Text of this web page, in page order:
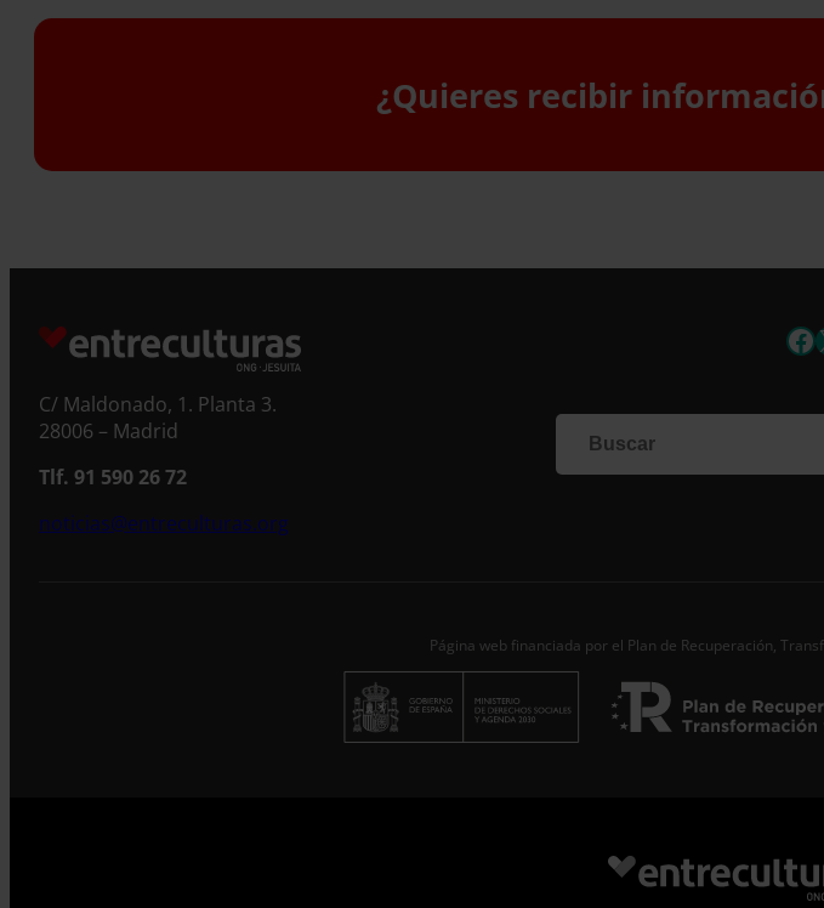
¿Quieres recibir
C/ Maldonado, 1. Planta 3.
28006 – Madrid
Tlf. 91 590 26 72
noticias@entreculturas.org
Página web financiada por el Plan de Recuperación,